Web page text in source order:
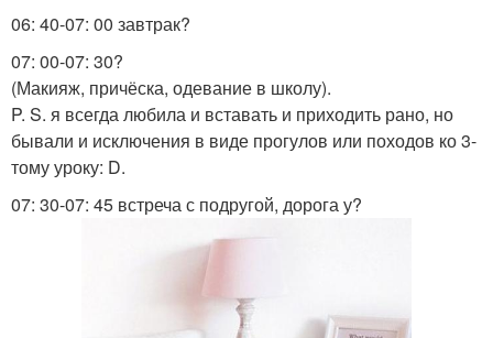
06: 40-07: 00 завтрак?
07: 00-07: 30?
(Макияж, причёска, одевание в школу).
P. S. я всегда любила и вставать и приходить рано, но
бывали и исключения в виде прогулов или походов ко 3-
тому уроку: D.
07: 30-07: 45 встреча с подругой, дорога у?